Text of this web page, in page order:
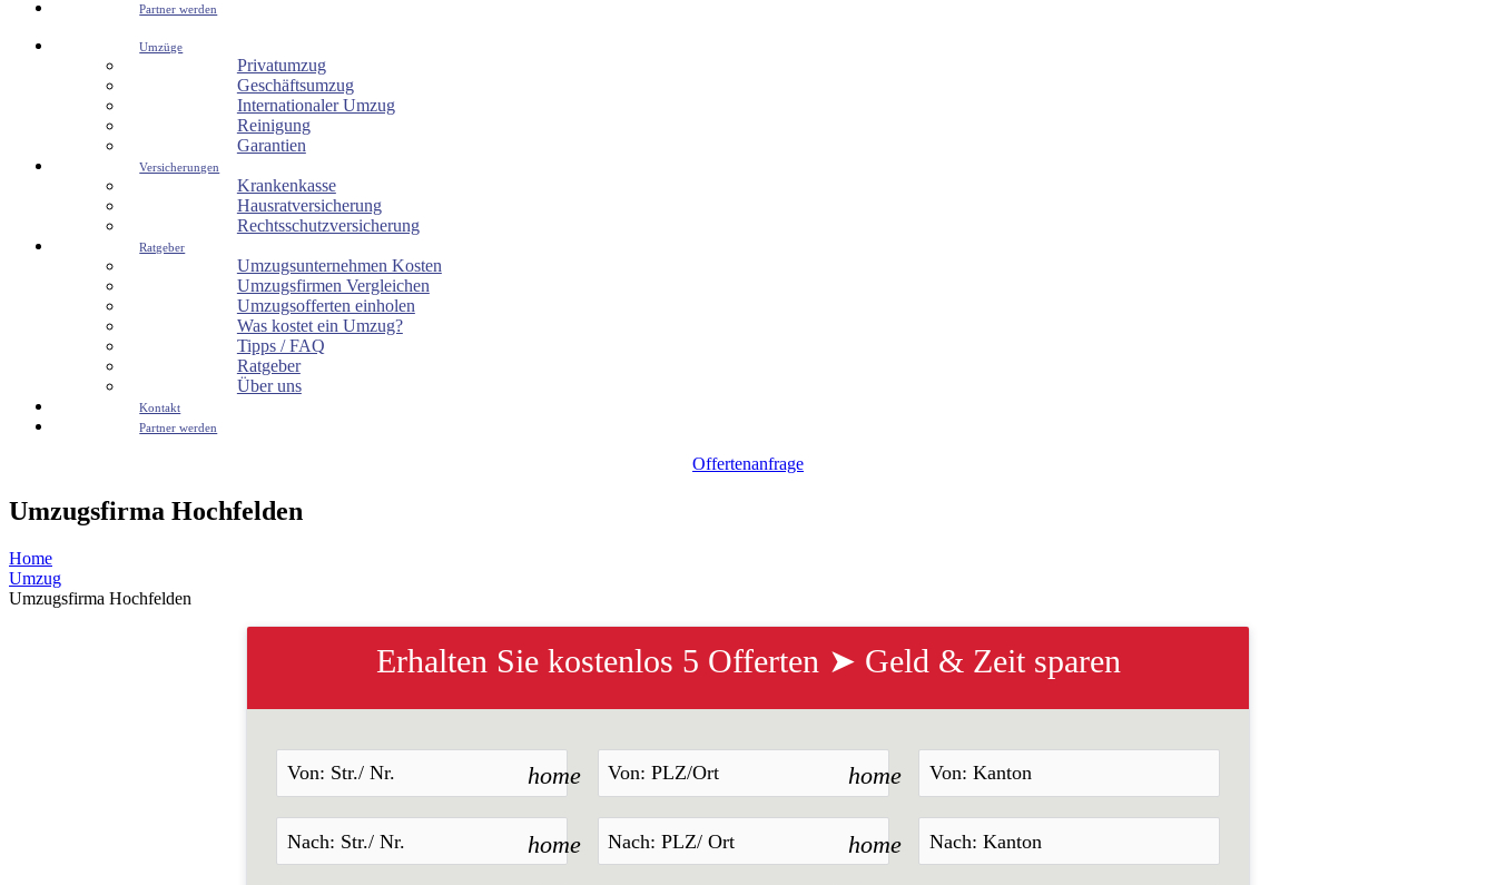
Partner werden
Umzüge
Privatumzug
Geschäftsumzug
Internationaler Umzug
Reinigung
Garantien
Versicherungen
Krankenkasse
Hausratversicherung
Rechtsschutzversicherung
Ratgeber
Umzugsunternehmen Kosten
Umzugsfirmen Vergleichen
Umzugsofferten einholen
Was kostet ein Umzug?
Tipps / FAQ
Ratgeber
Über uns
Kontakt
Partner werden
Offertenanfrage
Umzugsfirma Hochfelden
Home
Umzug
Umzugsfirma Hochfelden
Erhalten Sie kostenlos 5 Offerten ➤ Geld & Zeit sparen
home home
home home